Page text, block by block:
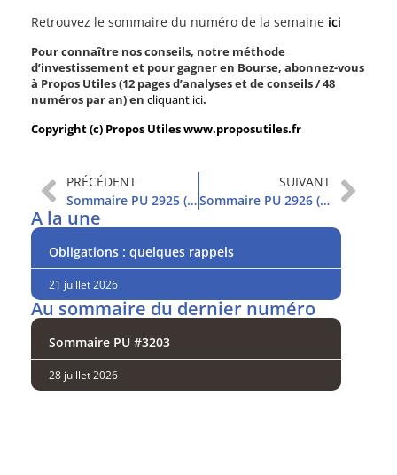
Retrouvez le sommaire du numéro de la semaine ici
Pour connaître nos conseils, notre méthode
d’investissement et pour gagner en Bourse, abonnez-vous
à Propos Utiles (12 pages d’analyses et de conseils / 48
numéros par an) en cliquant ici.
Copyright (c) Propos Utiles www.proposutiles.fr
PRÉCÉDENT
Sommaire PU 2925 (3/11/2020)
SUIVANT
Sommaire PU 2926 (10/11/2020)
A la une
Obligations : quelques rappels
21 juillet 2026
Au sommaire du dernier numéro
Sommaire PU #3203
28 juillet 2026